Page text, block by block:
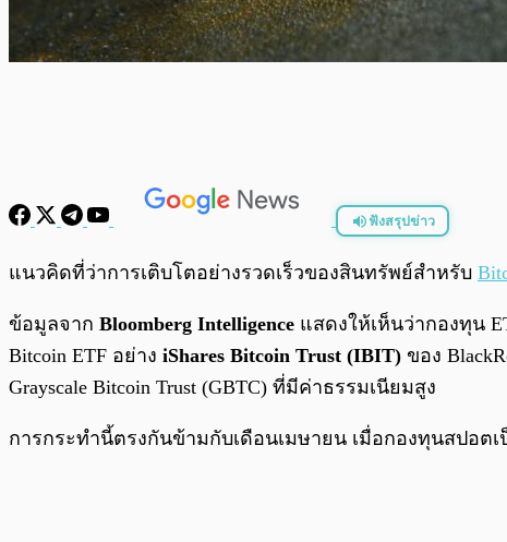
ฟังสรุปข่าว
พร้อมเล่น
แนวคิดที่ว่าการเติบโตอย่างรวดเร็วของสินทรัพย์สำหรับ
ข้อมูลจาก Bloomberg Intelligence แสดงให้เห็นว่ากองทุน
Bitcoin ETF อย่าง iShares Bitcoin Trust (IBIT) ของ
Grayscale Bitcoin Trust (GBTC) ที่มีค่าธรรมเนียมสูง
การกระทำนี้ตรงกันข้ามกับเดือนเมษายน เมื่อกองทุนสปอต